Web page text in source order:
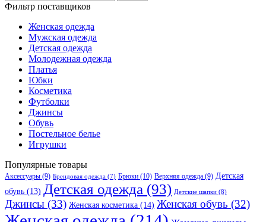
Фильтр поставщиков
Женская одежда
Мужская одежда
Детская одежда
Молодежная одежда
Платья
Юбки
Косметика
Футболки
Джинсы
Обувь
Постельное белье
Игрушки
Популярные товары
Аксессуары (9) Брендовая одежда (7) Брюки (10) Верхняя одежда (9) Детская
обувь (13) Детская одежда (93) Детские шапки (8)
Джинсы (33) Женская косметика (14) Женская обувь (32)